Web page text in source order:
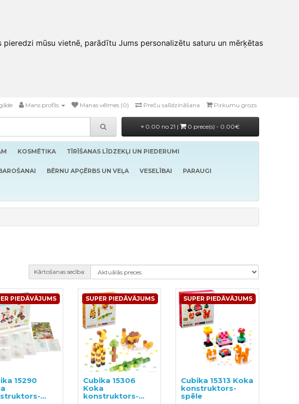
mūsu vietnē, parādītu Jums personalizētu saturu un mērķētas
Mans profils Manas vēlmes (0) Preču salīdzināšana Pirkumu grozs
0.00 no 21 | 0 prece(s) - 0.00€
KOSMĒTIKA TĪRĪŠANAS LĪDZEKĻI UN PIEDERUMI
BĒRNU APĢĒRBS UN VEĻA VESELĪBAI PARAUGI
Kārtošanas secība:
PIEDĀVĀJUMS
15290
SUPER PIEDĀVĀJUMS
Cubika 15306
Koka
konstruktors-
SUPER PIEDĀVĀJUMS
Cubika 15313 Koka
konstruktors-
spēle